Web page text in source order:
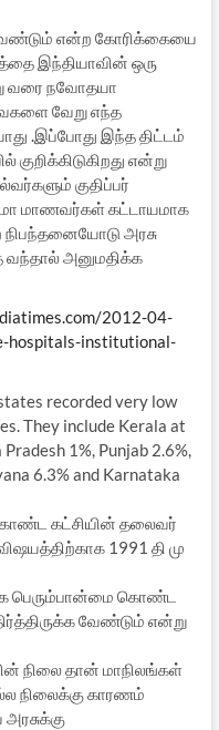
என்ற கோரிக்கையை
இந்தியாவின் ஒரு
வரை நவோதயா
வேறு எந்த
.இப்போது இந்த திட்டம்
குறிக்கிடுகிறது என்று
குதிப்பர்
மாணவர்கள் கட்டாயமாக
நிபந்தனையோடு அரசு
அனுமதிக்க
2012-04-
hospitals-institutional-
recorded very low
They include Kerala at
1%, Punjab 2.6%,
6.3% and Karnataka
கொண்ட கட்சியின் தலைவர்
1991 தி மு
பெரும்பான்மை கொண்ட
வேண்டும் என்று
நிலை தான் மாநிலங்கள்
நிலைக்கு காரணம்